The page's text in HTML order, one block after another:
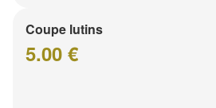
Coupe lutins
5.00 €